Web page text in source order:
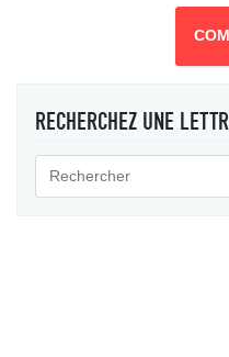
RECHERCHEZ UNE